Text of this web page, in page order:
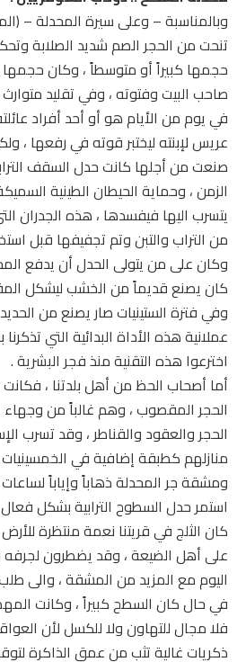
وبالمناسبة – وعلى سيرة المحدلة –
تنحت من الحجر الصم شديد الصلابة
حجمها كبيراً أو متوسطاً ، وكان حجمها
صاحب البيت وفتوته ، وفي تقليد
في يوم من الأيام هو أو أحد أفراد
عريس لإبنته ليختبر قوته في رفعها ،
صنعت من أجلها كانت حدل السقف
الزمن ، وحماية الحيطان الطينية
يتسرب اليها فيفسدها ، هذه الجدران
من التراب والتبن وتم تجفيفها قبل
وكان على من يتولى الحدل أن يدفع
كان يصنع قديماً من الخشب ليشكل
وفي فترة الستينيات صار يصنع من
عملانية هذه الأداة البدائية التي
اخترعوا هذه التقنية منذ فجر البشرية .
أما أصحاب الحظ من أهل بلدتنا ،
الحجر المقصوب ، وهم غالباً من
الحجر والعقود والقناطر ، وقد تسرب
منازلهم كطبقة إضافية في
ومشقة جر المحدلة ذهاباً وإياباً لساعات
استمر حدل السطوح الترابية بشكل
كان الثلج في قريتنا نعمة منتظرة
على أهل الضيعة ، وقد يضطرون لجرفه
اليوم مع المزيد من المشقة ، والى
في حال كان السطح كبيراً ، وكانت
فلا مجال للتهاون ولا للكسل لأن
ذكريات غالية تثب من عمق الذاكرة